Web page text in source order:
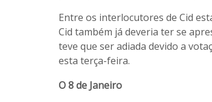
Entre os interlocutores de Cid
Cid também já deveria ter se
teve que ser adiada devido a
esta terça-feira.
O 8 de Janeiro